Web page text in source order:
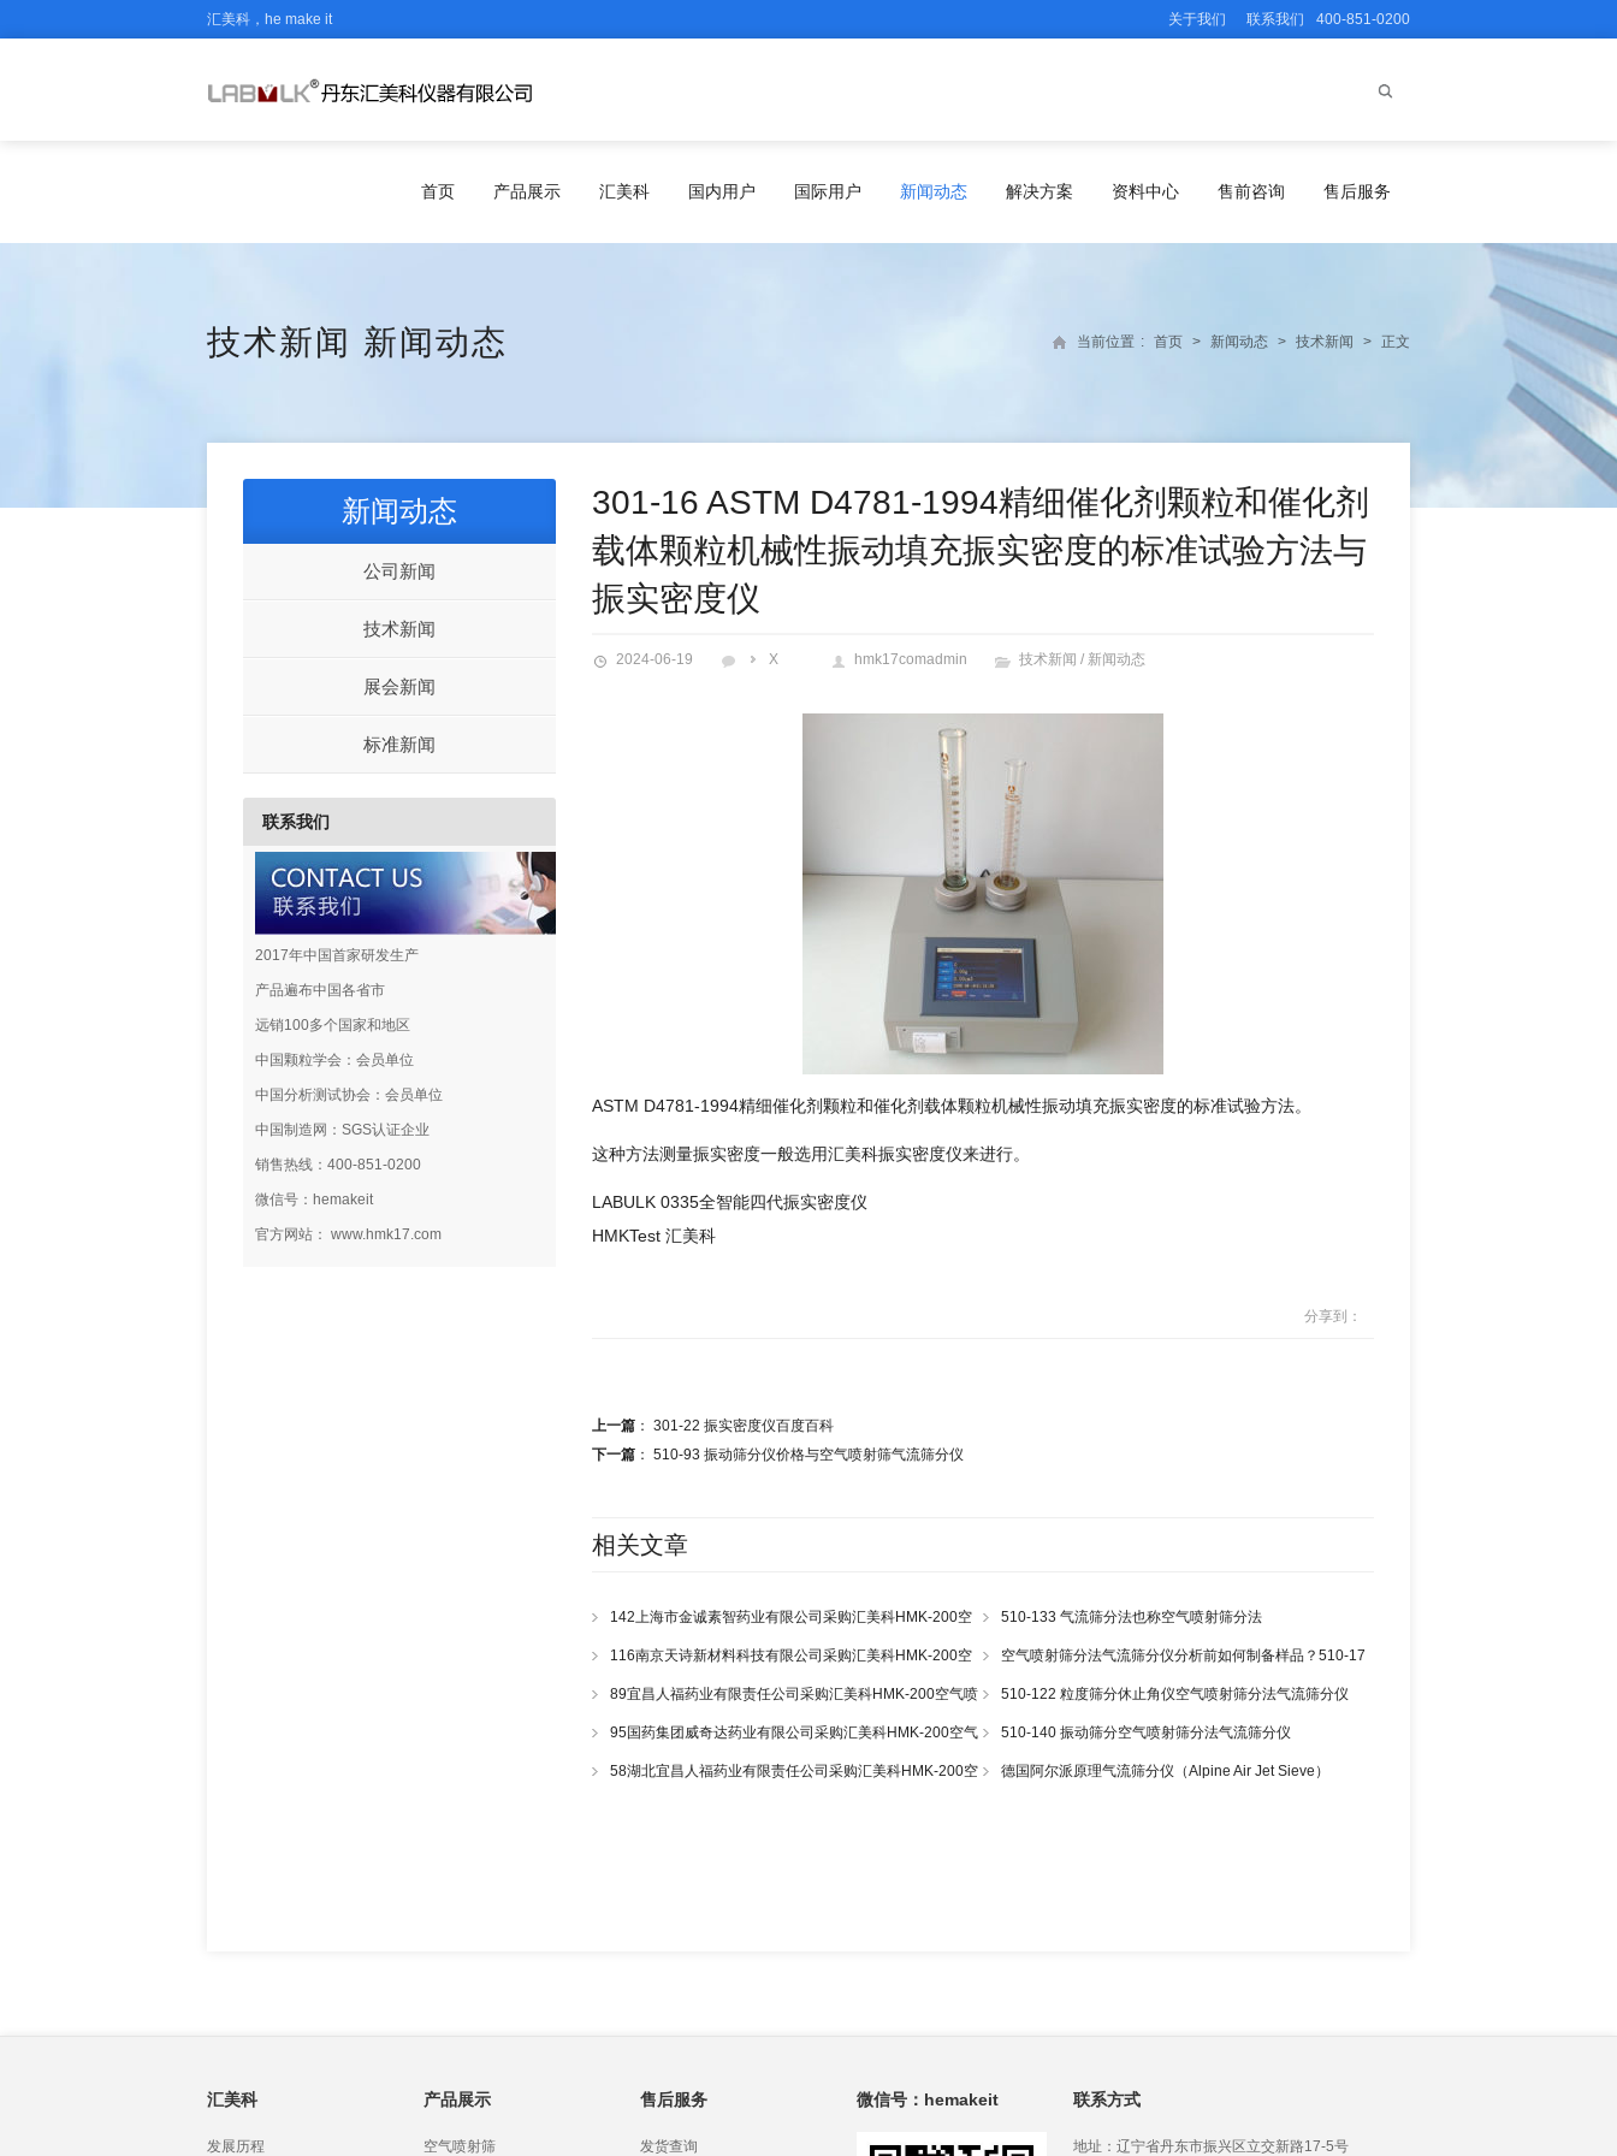
汇美科，he make it 关于我们 联系我们 400-851-0200
首页 产品展示 汇美科 国内用户 国际用户 新闻动态 解决方案 资料中心 售前咨询 售后服务
技术新闻 新闻动态 当前位置 : 首页 > 新闻动态 > 技术新闻 > 正文
301-16 ASTM D4781-1994精细催化剂颗粒和催化剂
载体颗粒机械性振动填充振实密度的标准试验方法与
振实密度仪
2024-06-19 X hmk17comadmin 技术新闻 / 新闻动态
ASTM D4781-1994精细催化剂颗粒和催化剂载体颗粒机械性振动填充振实密度的标准试验方法。
这种方法测量振实密度一般选用汇美科振实密度仪来进行。
LABULK 0335全智能四代振实密度仪
HMKTest 汇美科
分享到：
上一篇 ： 301-22 振实密度仪百度百科
下一篇 ： 510-93 振动筛分仪价格与空气喷射筛气流筛分仪
相关文章
142上海市金诚素智药业有限公司采购汇美科HMK-200空
气喷射筛一套
510-133 气流筛分法也称空气喷射筛分法
116南京天诗新材料科技有限公司采购汇美科HMK-200空
气喷射筛一套
空气喷射筛分法气流筛分仪分析前如何制备样品？510-17
89宜昌人福药业有限责任公司采购汇美科HMK-200空气喷
射筛一套
510-122 粒度筛分休止角仪空气喷射筛分法气流筛分仪
95国药集团威奇达药业有限公司采购汇美科HMK-200空气
喷射筛一套
510-140 振动筛分空气喷射筛分法气流筛分仪
58湖北宜昌人福药业有限责任公司采购汇美科HMK-200空
德国阿尔派原理气流筛分仪（Alpine Air Jet Sieve）
新闻动态
公司新闻
技术新闻
展会新闻
标准新闻
联系我们
2017年中国首家研发生产
产品遍布中国各省市
远销100多个国家和地区
中国颗粒学会：会员单位
中国分析测试协会：会员单位
中国制造网：SGS认证企业
销售热线：400-851-0200
微信号：hemakeit
官方网站： www.hmk17.com
汇美科
发展历程
产品展示
空气喷射筛
售后服务
发货查询
微信号：hemakeit 联系方式
地址：辽宁省丹东市振兴区立交新路17-5号